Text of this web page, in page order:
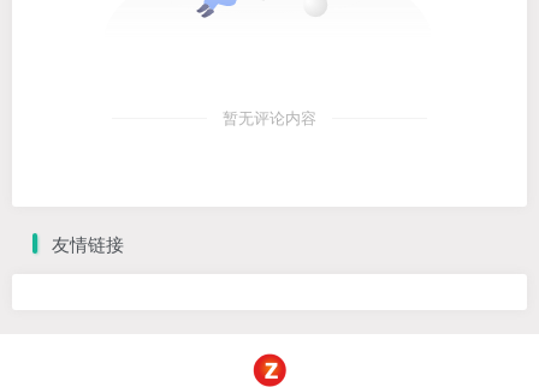
暂无评论内容
友情链接